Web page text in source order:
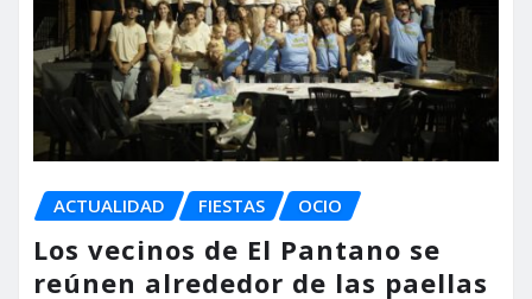
ACTUALIDAD FIESTAS OCIO
Los vecinos de El Pantano se
reúnen alrededor de las paellas